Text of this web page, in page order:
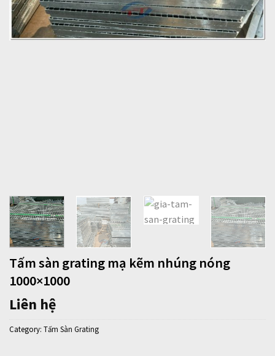
Tấm sàn grating mạ kẽm nhúng nóng
1000×1000
Liên hệ
Category: Tấm Sàn Grating